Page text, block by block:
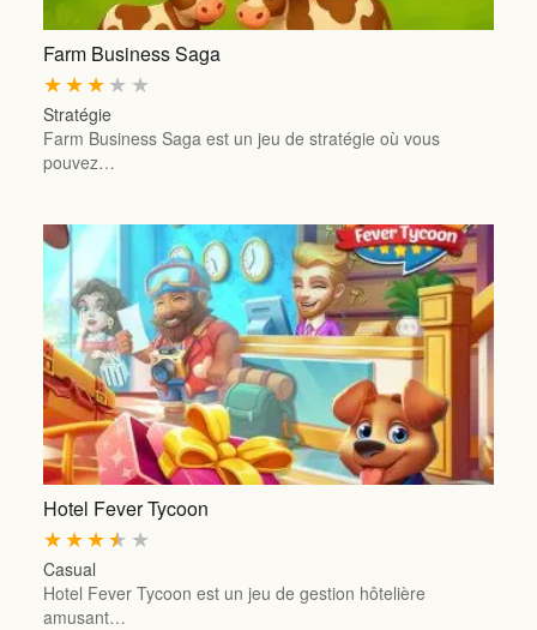
Farm Business Saga
★
★
★
★
★
Stratégie
Farm Business Saga est un jeu de stratégie où vous
pouvez…
Hotel Fever Tycoon
★
★
★
★
★
Casual
Hotel Fever Tycoon est un jeu de gestion hôtelière
amusant…